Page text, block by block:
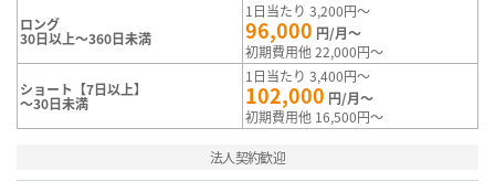
ロング
30日以上～360日未満
1日当たり 3,200円～
96,000 円/月～
初期費用他 22,000円～
ショート【7日以上】
～30日未満
1日当たり 3,400円～
102,000 円/月～
初期費用他 16,500円～
法人契約歓迎